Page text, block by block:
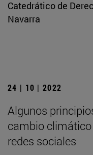
Catedrático de
Navarra
24 | 10 | 2022
Algunos
cambio
redes sociales